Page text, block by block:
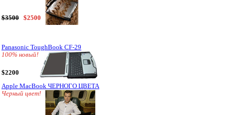
$3500 $2500
Panasonic ToughBook CF-29
100% новый!
$2200
Apple MacBook ЧЕРНОГО ЦВЕТА
Черный цвет!